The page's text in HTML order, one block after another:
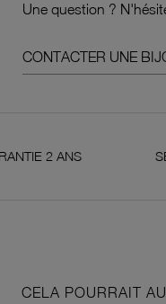
Une question ?
CONTACTER UNE
ANS
CELA POURRAIT